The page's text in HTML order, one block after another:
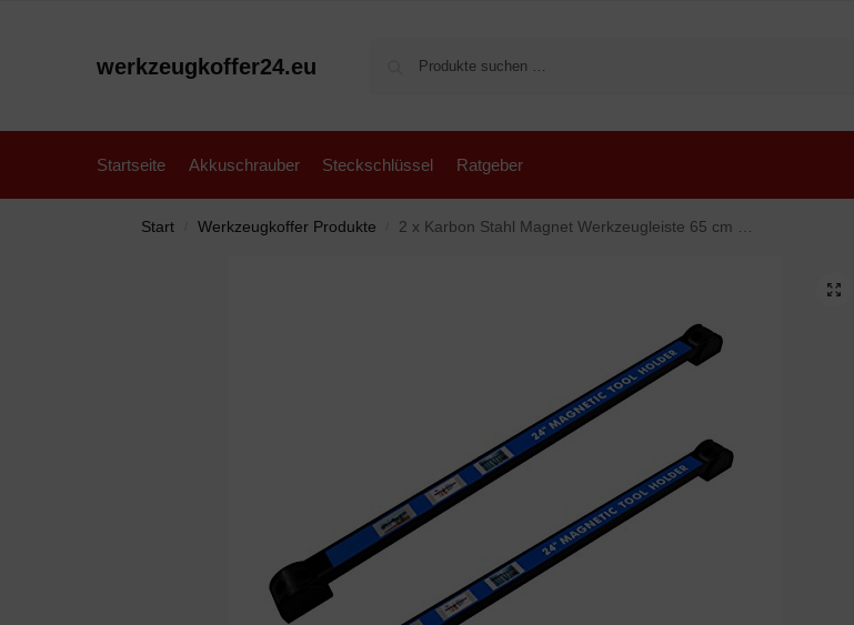
werkzeugkoffer24.eu
Startseite Akkuschrauber Steckschlüssel Ratgeber
Start Werkzeugkoffer Produkte 2 x Karbon Stahl Magnet Werkzeugleiste 65 cm …